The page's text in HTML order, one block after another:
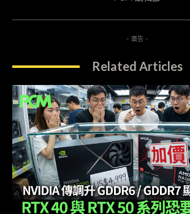
- 廣告 -
Related Articles